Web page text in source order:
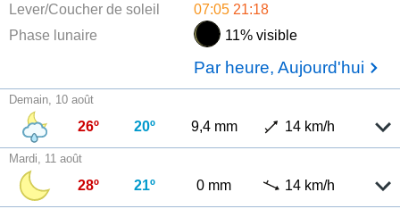
Lever/Coucher de soleil
07:05 21:18
Phase lunaire
11% visible
Par heure, Aujourd'hui
Demain, 10 août
26º 20º 9,4 mm 14 km/h
Mardi, 11 août
28º 21º 0 mm 14 km/h